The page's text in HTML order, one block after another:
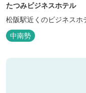
たつみビジネスホテル
松阪駅近くのビジネスホ
中南勢